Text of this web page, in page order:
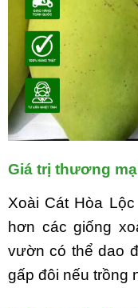
Giá trị thương
Xoài Cát Hòa
hơn các giống
vườn có thể dao
gấp đôi nếu trồng